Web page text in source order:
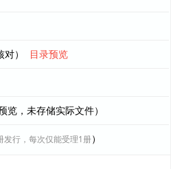
对） 目录预览
览，未存储实际文件）
发行，每次仅能受理1册）